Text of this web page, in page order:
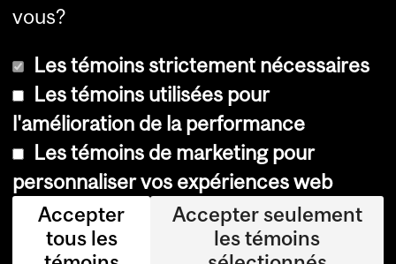
© Université McGill, 2026
Accessibilité
Avis sur les témoins
Paramètres des témoins
vous?
Les témoins strictement nécessaires
Les témoins utilisées pour
l'amélioration de la performance
Les témoins de marketing pour
personnaliser vos expériences web
Accepter
tous les
Accepter seulement
les témoins